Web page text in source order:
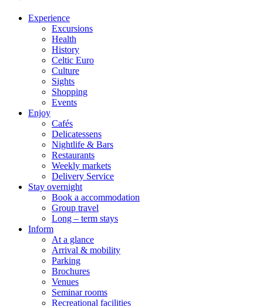
Experience
Excursions
Health
History
Celtic Euro
Culture
Sights
Shopping
Events
Enjoy
Cafés
Delicatessens
Nightlife & Bars
Restaurants
Weekly markets
Delivery Service
Stay overnight
Book a accommodation
Group travel
Long – term stays
Inform
At a glance
Arrival & mobility
Parking
Brochures
Venues
Seminar rooms
Recreational facilities